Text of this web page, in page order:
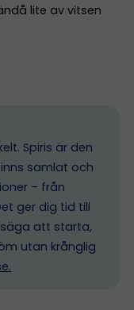
lite av vitsen
Spiris är den
samlat och
– från
ger dig tid till
att starta,
utan krånglig
.